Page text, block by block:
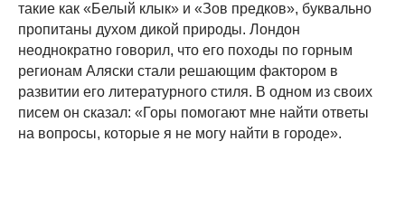
такие как «Белый клык» и «Зов предков», буквально
пропитаны духом дикой природы. Лондон
неоднократно говорил, что его походы по горным
регионам Аляски стали решающим фактором в
развитии его литературного стиля. В одном из своих
писем он сказал: «Горы помогают мне найти ответы
на вопросы, которые я не могу найти в городе».